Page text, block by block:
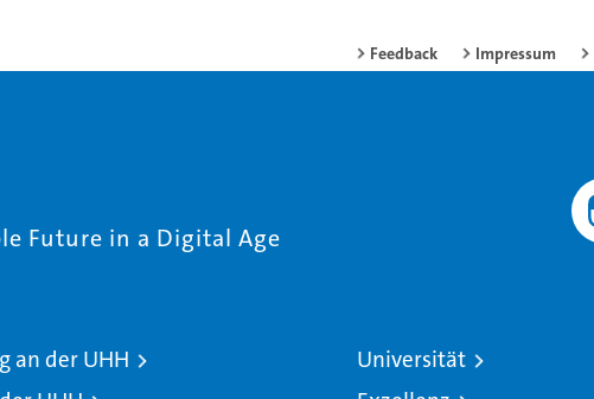
Feedback Impressum
Future in a Digital Age
an der UHH
Universität